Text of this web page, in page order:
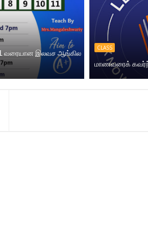
வரையான இலவச ஆங்கில
CLASS
மாணவரைக்